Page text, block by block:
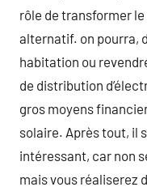
rôle de transformer
alternatif. on pourra,
habitation ou
de distribution
gros moyens
solaire. Après tout, il
intéressant, car non
mais vous réaliserez